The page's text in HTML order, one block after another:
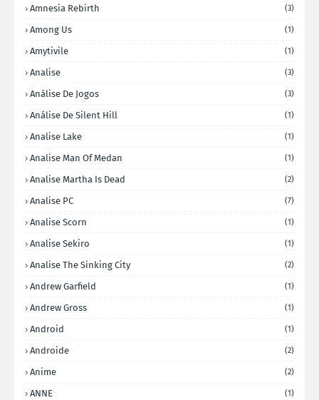
Amnesia Rebirth (3)
Among Us (1)
Amytivile (1)
Analise (3)
Análise De Jogos (3)
Análise De Silent Hill (1)
Analise Lake (1)
Analise Man Of Medan (1)
Analise Martha Is Dead (2)
Analise PC (7)
Analise Scorn (1)
Analise Sekiro (1)
Analise The Sinking City (2)
Andrew Garfield (1)
Andrew Gross (1)
Android (1)
Androide (2)
Anime (2)
ANNE (1)